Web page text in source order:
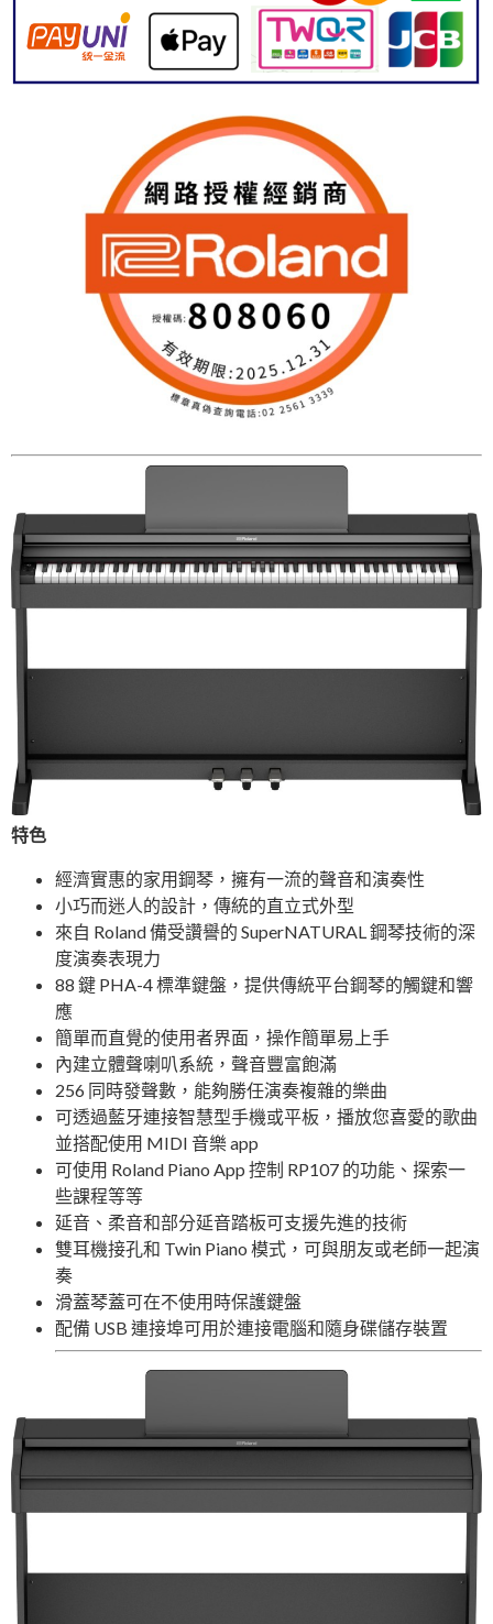
特色
經濟實惠的家用鋼琴，擁有一流的聲音和演奏性
小巧而迷人的設計，傳統的直立式外型
來自 Roland 備受讚譽的 SuperNATURAL 鋼琴技術的深
度演奏表現力
88 鍵 PHA-4 標準鍵盤，提供傳統平台鋼琴的觸鍵和響
應
簡單而直覺的使用者界面，操作簡單易上手
內建立體聲喇叭系統，聲音豐富飽滿
256 同時發聲數，能夠勝任演奏複雜的樂曲
可透過藍牙連接智慧型手機或平板，播放您喜愛的歌曲
並搭配使用 MIDI 音樂 app
可使用 Roland Piano App 控制 RP107 的功能、探索一
些課程等等
延音、柔音和部分延音踏板可支援先進的技術
雙耳機接孔和 Twin Piano 模式，可與朋友或老師一起演
奏
滑蓋琴蓋可在不使用時保護鍵盤
配備 USB 連接埠可用於連接電腦和隨身碟儲存裝置